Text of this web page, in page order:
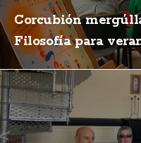
Corcubión
Filosofía para